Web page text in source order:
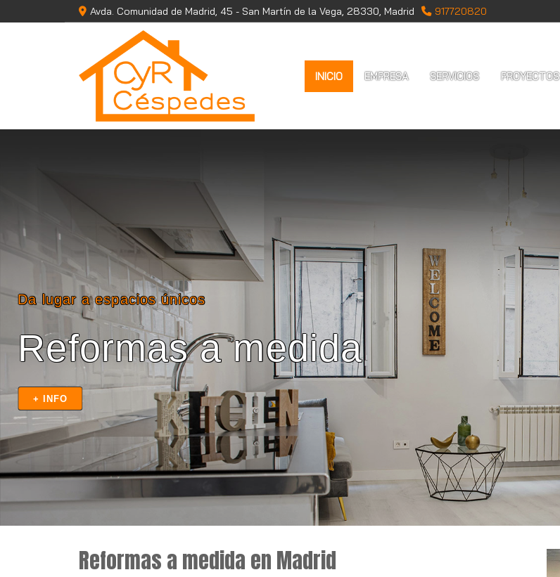
Avda. Comunidad de Madrid, 45 - San Martín de la Vega, 28330, Madrid 917720820
INICIO EMPRESA SERVICIOS PROYECTOS
Material para reformas en Madrid
Reformas a medida en Madrid